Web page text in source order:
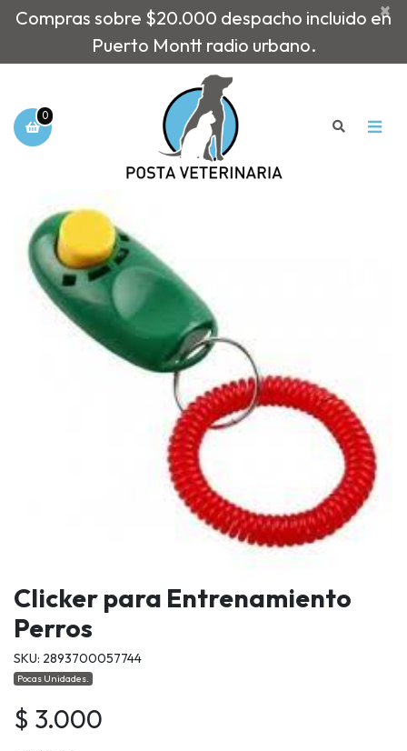
Compras sobre $20.000 despacho incluido en
Puerto Montt radio urbano.
×
0
Clicker para Entrenamiento
Perros
SKU: 2893700057744
Pocas Unidades.
$ 3.000